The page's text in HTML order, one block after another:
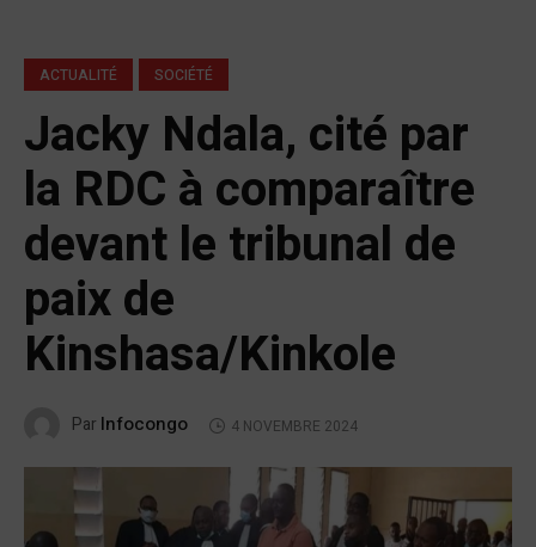
ACTUALITÉ SOCIÉTÉ
Jacky Ndala, cité par
la RDC à comparaître
devant le tribunal de
paix de
Kinshasa/Kinkole
Par Infocongo 4 NOVEMBRE 2024